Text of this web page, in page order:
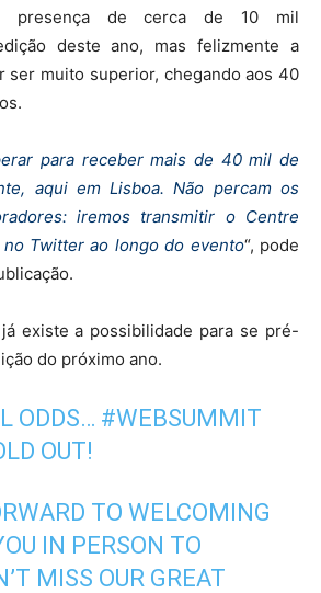
presença de cerca de 10 mil
deste ano, mas felizmente a
ser muito superior, chegando aos 40
para receber mais de 40 mil de
aqui em Lisboa. Não percam os
iremos transmitir o Centre
Twitter ao longo do evento“, pode
já existe a possibilidade para se pré-
do próximo ano.
ODDS… #WEBSUMMIT
OUT!
TO WELCOMING
IN PERSON TO
MISS OUR GREAT